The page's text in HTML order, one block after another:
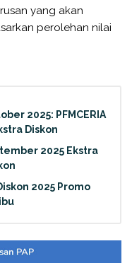
yang akan
perolehan nilai
2025: PFMCERIA
Diskon
2025 Ekstra
2025 Promo